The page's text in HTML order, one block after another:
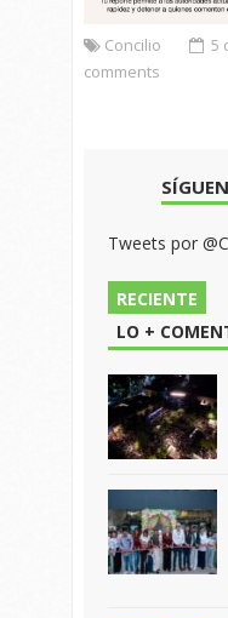
Concilio 5
comments
Tweets por
RECIENTE
LO +